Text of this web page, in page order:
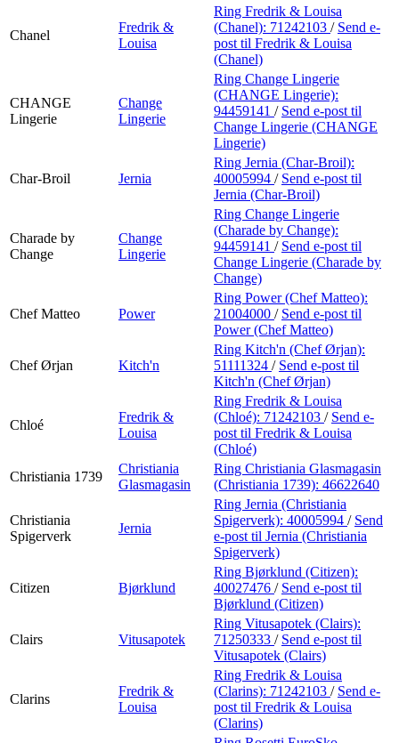
Chanel
Fredrik &
Louisa
Ring Fredrik & Louisa
(Chanel): 71242103 / Send e-
post til Fredrik & Louisa
(Chanel)
CHANGE
Lingerie
Change
Lingerie
Ring Change Lingerie
(CHANGE Lingerie):
94459141 / Send e-post til
Change Lingerie (CHANGE
Lingerie)
Char-Broil Jernia
Ring Jernia (Char-Broil):
40005994 / Send e-post til
Jernia (Char-Broil)
Charade by
Change
Change
Lingerie
Ring Change Lingerie
(Charade by Change):
94459141 / Send e-post til
Change Lingerie (Charade by
Change)
Chef Matteo Power
Ring Power (Chef Matteo):
21004000 / Send e-post til
Power (Chef Matteo)
Chef Ørjan Kitch'n
Ring Kitch'n (Chef Ørjan):
51111324 / Send e-post til
Kitch'n (Chef Ørjan)
Chloé
Fredrik &
Louisa
Ring Fredrik & Louisa
(Chloé): 71242103 / Send e-
post til Fredrik & Louisa
(Chloé)
Christiania 1739
Christiania
Glasmagasin
Ring Christiania Glasmagasin
(Christiania 1739): 46622640
Christiania
Spigerverk
Jernia
Ring Jernia (Christiania
Spigerverk): 40005994 / Send
e-post til Jernia (Christiania
Spigerverk)
Citizen Bjørklund
Ring Bjørklund (Citizen):
40027476 / Send e-post til
Bjørklund (Citizen)
Clairs Vitusapotek
Ring Vitusapotek (Clairs):
71250333 / Send e-post til
Vitusapotek (Clairs)
Clarins
Fredrik &
Louisa
Ring Fredrik & Louisa
(Clarins): 71242103 / Send e-
post til Fredrik & Louisa
(Clarins)